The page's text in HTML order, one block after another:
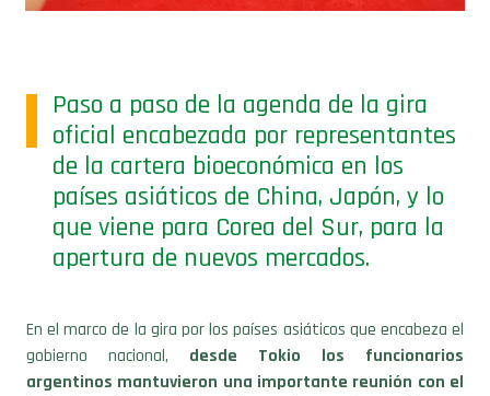
Paso a paso de la agenda de la gira
oficial encabezada por representantes
de la cartera bioeconómica en los
países asiáticos de China, Japón, y lo
que viene para Corea del Sur, para la
apertura de nuevos mercados.
En el marco de la gira por los países asiáticos que encabeza el
gobierno nacional, desde Tokio los funcionarios
argentinos mantuvieron una importante reunión con el